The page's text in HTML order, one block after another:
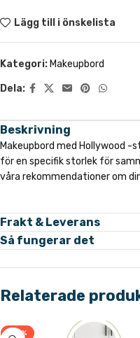
Lägg till i önskelista
Kategori: Makeupbord
Dela:
Beskrivning
Makeupbord med Hollywood -
för en specifik storlek för
våra rekommendationer om
Frakt & Leverans
Så fungerar det
Relaterade
-26%